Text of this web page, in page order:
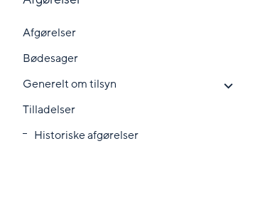
Afgørelser
Bødesager
Generelt om tilsyn
Tilladelser
Historiske afgørelser